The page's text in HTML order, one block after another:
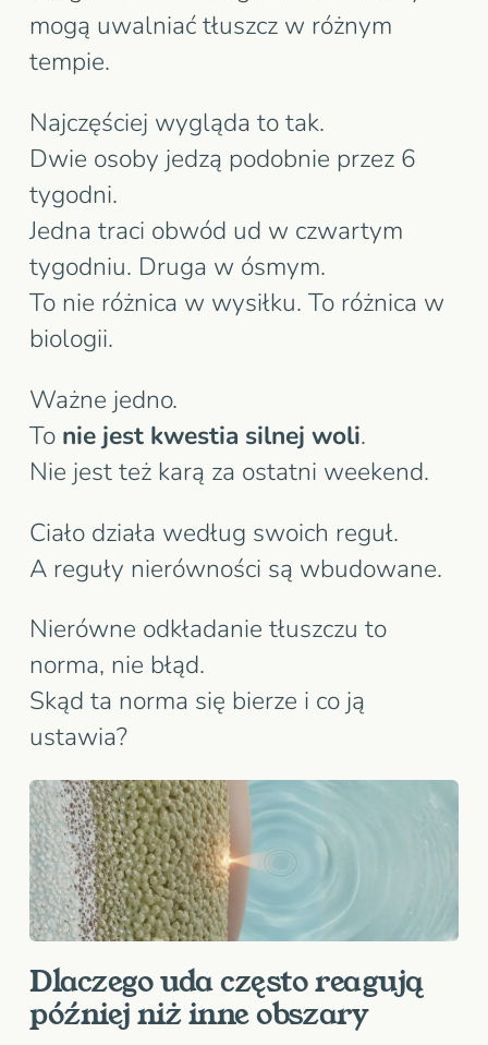
mogą uwalniać tłuszcz w różnym
tempie.
Najczęściej wygląda to tak.
Dwie osoby jedzą podobnie przez 6
tygodni.
Jedna traci obwód ud w czwartym
tygodniu. Druga w ósmym.
To nie różnica w wysiłku. To różnica w
biologii.
Ważne jedno.
To nie jest kwestia silnej woli.
Nie jest też karą za ostatni weekend.
Ciało działa według swoich reguł.
A reguły nierówności są wbudowane.
Nierówne odkładanie tłuszczu to
norma, nie błąd.
Skąd ta norma się bierze i co ją
ustawia?
Dlaczego uda często reagują
później niż inne obszary